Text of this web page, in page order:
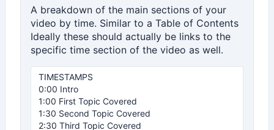
A breakdown of the main sections of your
video by time. Similar to a Table of Contents
Ideally these should actually be links to the
specific time section of the video as well.